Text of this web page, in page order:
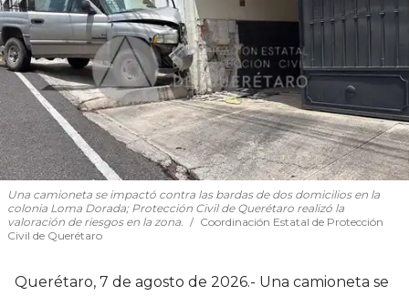
Una camioneta se impactó contra las bardas de dos domicilios en la
colonia Loma Dorada; Protección Civil de Querétaro realizó la
valoración de riesgos en la zona.
Coordinación Estatal de Protección
Civil de Querétaro
Querétaro, 7 de agosto de 2026.- Una camioneta se